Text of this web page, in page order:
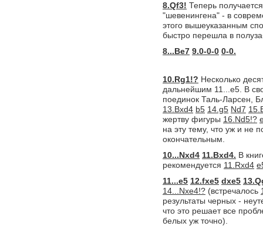
8.Qf3! Теперь
"шевенингена" - в
этого вышеуказанным
быстро перешла в
8...Be7 9.0-0-0 0-0.
10.Rg1!? Несколько
дальнейшим 11...e5. В
поединок Таль-Ларсен,
13.Bxd4 b5 14.g5 Nd7
жертву фигуры 16.Nd5!?
на эту тему, что уж и не
окончательным.
10...Nxd4 11.Bxd4. В
рекомендуется 11.Rxd4
11...e5 12.fxe5 dxe5
14...Nxe4!? (встречалось
результаты черных -
что это решает все
белых уж точно).